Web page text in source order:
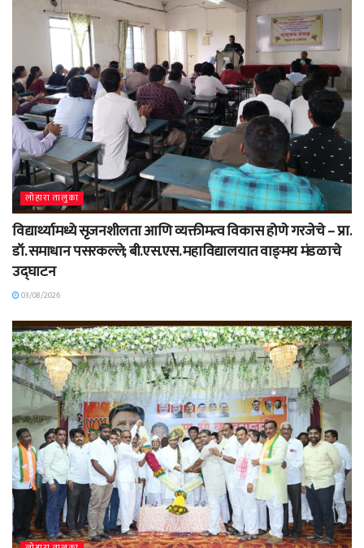
लोहारा तालुका
विद्यार्थ्यामध्ये सृजनशीलता आणि व्यक्तीमत्व विकास होणे गरजेचे – प्रा.
डॉ. समाधान पसरकल्ले; बी.एस.एस. महाविद्यालयात वाङ्‌मय मंडळाचे
उद्घाटन
03/08/2026